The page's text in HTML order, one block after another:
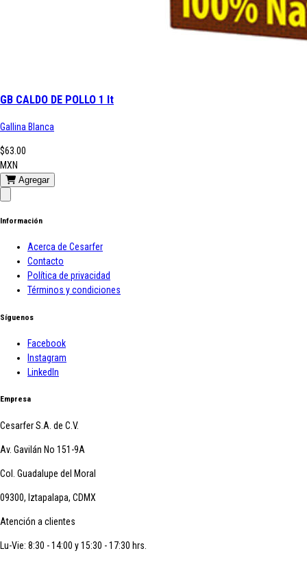
GB CALDO DE POLLO 1 lt
Gallina Blanca
$63.00
MXN
Agregar
Información
Acerca de Cesarfer
Contacto
Política de privacidad
Términos y condiciones
Síguenos
Facebook
Instagram
LinkedIn
Empresa
Cesarfer S.A. de C.V.
Av. Gavilán No 151-9A
Col. Guadalupe del Moral
09300, Iztapalapa, CDMX
Atención a clientes
Lu-Vie: 8:30 - 14:00 y 15:30 - 17:30 hrs.